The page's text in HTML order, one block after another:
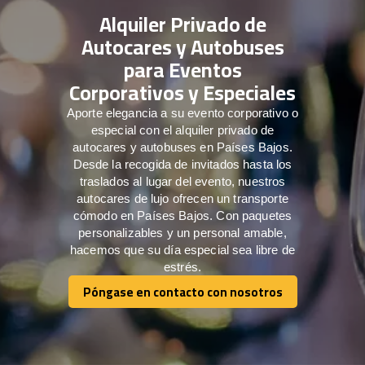
Alquiler Privado de
Autocares y Autobuses
para Eventos
Corporativos y Especiales
Aporte elegancia a su evento corporativo o
especial con el alquiler privado de
autocares y autobuses en Países Bajos.
Desde la recogida de invitados hasta los
traslados al lugar del evento, nuestros
autocares de lujo ofrecen un transporte
cómodo en Países Bajos. Con paquetes
personalizables y un personal amable,
hacemos que su día especial sea libre de
estrés.
Póngase en contacto con nosotros
Póngase en contacto con nosotros